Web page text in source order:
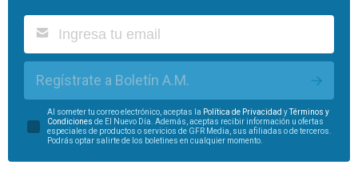
Regístrate a Boletín A.M.
Al someter tu correo electrónico, aceptas la Política de Privacidad y
Términos y
Condiciones de El Nuevo Día. Además, aceptas recibir información u ofertas
especiales de productos o servicios de GFR Media, sus afiliadas o de terceros.
Podrás optar salirte de los boletines en cualquier momento.